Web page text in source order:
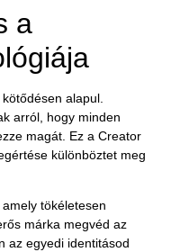
a
alapul.
arról, hogy minden
magát. Ez a Creator
különböztet meg
, amely tökéletesen
márka megvéd az
az egyedi identitásod